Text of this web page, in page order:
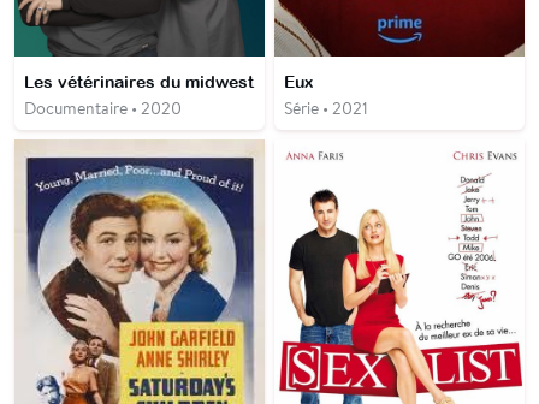
Les vétérinaires du midwest
Documentaire • 2020
Eux
Série • 2021